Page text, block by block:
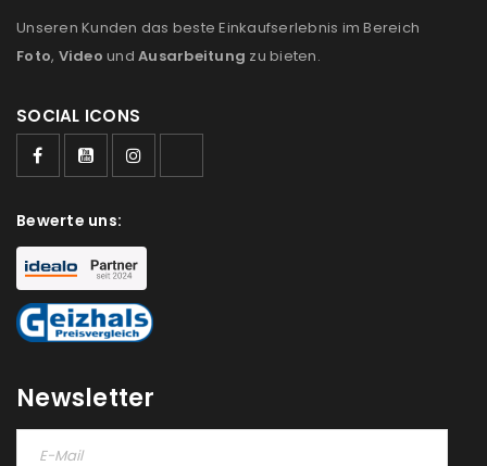
Ich stimme zu
akzeptiere die
REGISTRIEREN
Unseren Kunden das beste Einkaufserlebnis im Bereich
Foto, Video und Ausarbeitung zu bieten.
SOCIAL ICONS
Bewerte uns:
Newsletter